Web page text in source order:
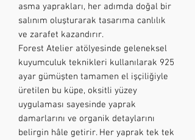
asma yaprakları, her adımda doğal bir
salınım oluşturarak tasarıma canlılık
ve zarafet kazandırır.
Forest Atelier atölyesinde geleneksel
kuyumculuk teknikleri kullanılarak 925
ayar gümüşten tamamen el işçiliğiyle
üretilen bu küpe, oksitli yüzey
uygulaması sayesinde yaprak
damarlarını ve organik detaylarını
belirgin hâle getirir. Her yaprak tek tek